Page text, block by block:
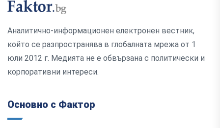
Аналитично-информационен електронен вестник,
който се разпространява в глобалната мрежа от 1
юли 2012 г. Медията не е обвързана с политически и
корпоративни интереси.
Основно с Фактор